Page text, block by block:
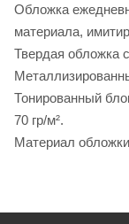
Обложка
материала,
Твердая обложка
Тонированный
70 гр/м².
Материал